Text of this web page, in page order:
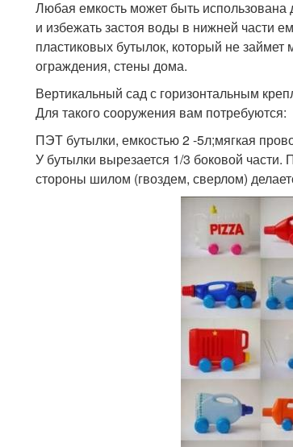
Любая емкость может быть
и избежать застоя воды в нижней части
пластиковых бутылок, который не
ограждения, стены дома.
Вертикальный сад с горизонтальным
Для такого сооружения вам потребуются:
ПЭТ бутылки, емкостью 2 -5л;мягкая
У бутылки вырезается 1/3 боковой
стороны шилом (гвоздем, сверлом)